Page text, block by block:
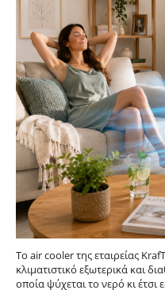
Το air cooler της εταιρείας
κλιματιστικό εξωτερικά και
οποία ψύχεται το νερό κι έτσι